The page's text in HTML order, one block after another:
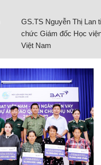
GS.TS Nguyễn Thị Lan
chức Giám đốc Học
Việt Nam